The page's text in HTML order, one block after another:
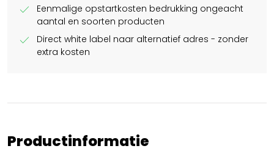
check
Eenmalige opstartkosten bedrukking ongeacht
aantal en soorten producten
check
Direct white label naar alternatief adres - zonder
extra kosten
Productinformatie